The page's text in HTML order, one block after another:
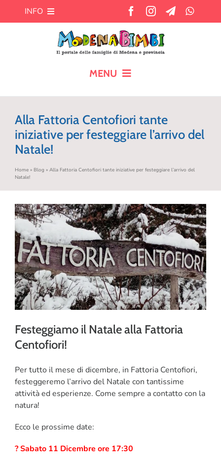
INFO
Chi siamo
Newsletter
Contatti
MENU
CALENDARIO
TEMPO LIBERO
CORSI
SALUTE
PUBBLICITÀ
SEGNALA UN EVENTO
CERCA
Alla Fattoria Centofiori tante
iniziative per festeggiare l’arrivo del
Natale!
Home» Blog » Alla Fattoria Centofiori tante iniziative per festeggiare l’arrivo del
Natale!
Festeggiamo il Natale alla Fattoria
Centofiori!
Per tutto il mese di dicembre, in Fattoria Centofiori,
festeggeremo l’arrivo del Natale con tantissime
attività ed esperienze. Come sempre a contatto con la
natura!
Ecco le prossime date:
? Sabato 11 Dicembre ore 17:30